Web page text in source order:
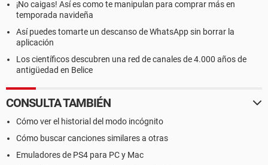
¡No caigas! Así es como te manipulan para comprar más en
temporada navideña
Así puedes tomarte un descanso de WhatsApp sin borrar la
aplicación
Los científicos descubren una red de canales de 4.000 años de
antigüedad en Belice
CONSULTA TAMBIÉN
Cómo ver el historial del modo incógnito
Cómo buscar canciones similares a otras
Emuladores de PS4 para PC y Mac